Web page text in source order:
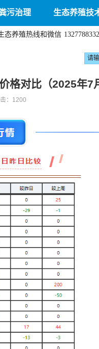
污治理 生态养殖技
态养殖热线和微信
格对比（2025年7
： 1200